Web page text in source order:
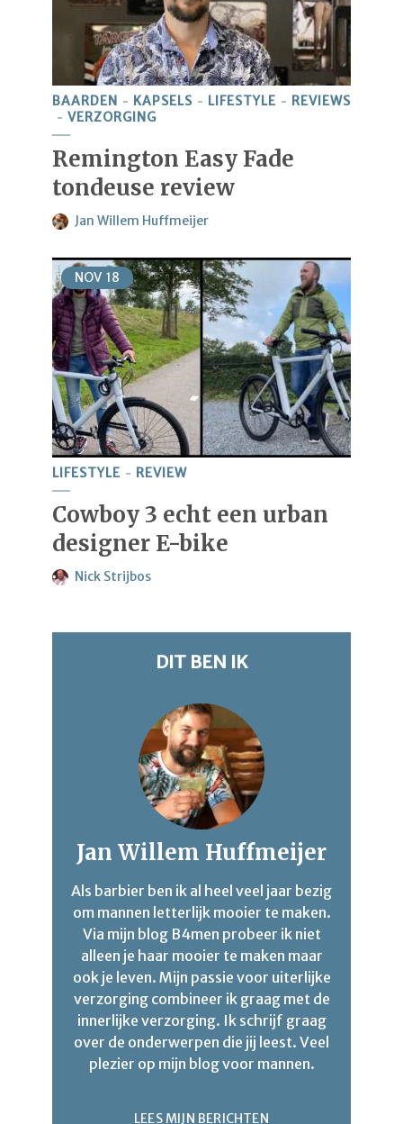
BAARDEN KAPSELS LIFESTYLE
REVIEWS
VERZORGING
Remington Easy Fade
tondeuse review
Jan Willem Huffmeijer
NOV 18
LIFESTYLE REVIEW
Cowboy 3 echt een urban
designer E-bike
Nick Strijbos
DIT BEN IK
Jan Willem Huffmeijer
Als barbier ben ik al heel veel jaar bezig
om mannen letterlijk mooier te maken.
Via mijn blog B4men probeer ik niet
alleen je haar mooier te maken maar
ook je leven. Mijn passie voor uiterlijke
verzorging combineer ik graag met de
innerlijke verzorging. Ik schrijf graag
over de onderwerpen die jij leest. Veel
plezier op mijn blog voor mannen.
LEES MIJN BERICHTEN